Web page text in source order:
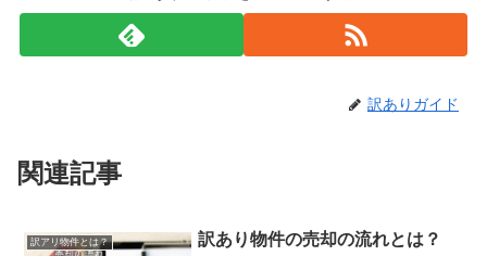
訳ありガイド
関連記事
訳アリ物件とは？ 訳あり物件の売却の流れとは？